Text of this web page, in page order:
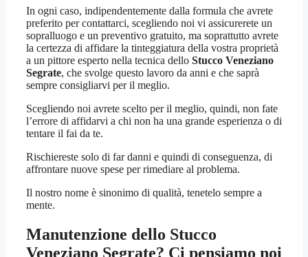
In ogni caso, indipendentemente dalla formula che avrete
preferito per contattarci, scegliendo noi vi assicurerete un
sopralluogo e un preventivo gratuito, ma soprattutto avrete
la certezza di affidare la tinteggiatura della vostra proprietà
a un pittore esperto nella tecnica dello Stucco Veneziano
Segrate, che svolge questo lavoro da anni e che saprà
sempre consigliarvi per il meglio.
Scegliendo noi avrete scelto per il meglio, quindi, non fate
l’errore di affidarvi a chi non ha una grande esperienza o di
tentare il fai da te.
Rischiereste solo di far danni e quindi di conseguenza, di
affrontare nuove spese per rimediare al problema.
Il nostro nome è sinonimo di qualità, tenetelo sempre a
mente.
Manutenzione dello Stucco
Veneziano Segrate? Ci pensiamo noi